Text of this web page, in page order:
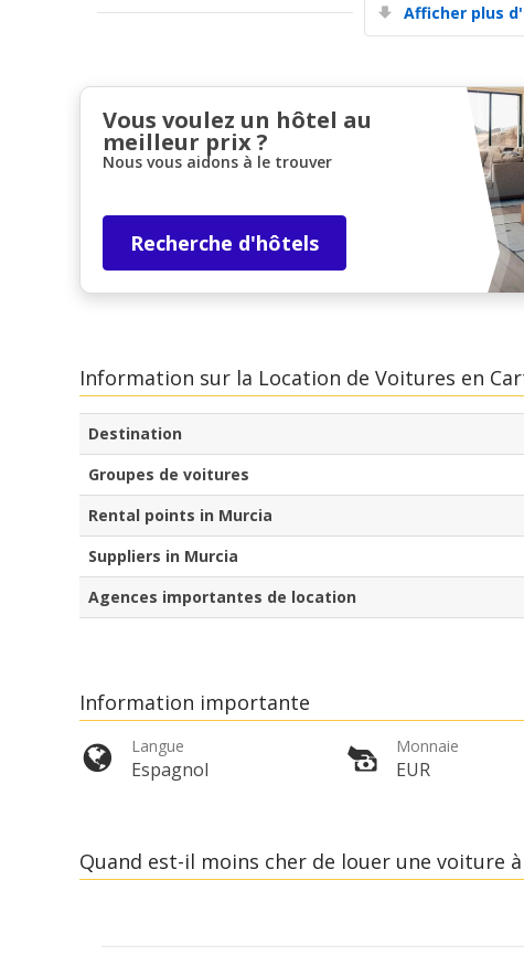
Afficher plus
Vous voulez un hôtel au
meilleur prix ?
Nous vous aidons à le trouver
Recherche d'hôtels
Information sur la Location de Voitures en
Destination
Groupes de voitures
Rental points in Murcia
Suppliers in Murcia
Agences importantes de location
Information importante
Langue
Espagnol
Monnaie
EUR
Quand est-il moins cher de louer une voiture à